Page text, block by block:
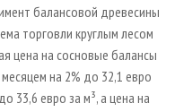
балансовой древесины
торговли круглым лесом
цена на сосновые балансы
на 2% до 32,1 евро
33,6 евро за м³, а цена на